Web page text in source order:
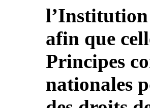
l’Institution
afin que
Principes
nationales